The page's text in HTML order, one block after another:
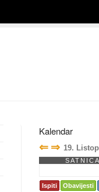
Kalendar
⇐ ⇒ 19.
Ispiti Obavijesti